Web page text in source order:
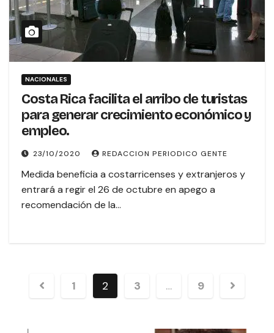
NACIONALES
Costa Rica facilita el arribo de turistas
para generar crecimiento económico y
empleo.
23/10/2020 REDACCION PERIODICO GENTE
Medida beneficia a costarricenses y extranjeros y
entrará a regir el 26 de octubre en apego a
recomendación de la…
1 2 3 … 9